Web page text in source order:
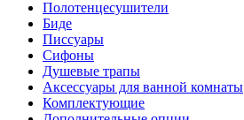
Полотенцесушители
Биде
Писсуары
Сифоны
Душевые трапы
Аксессуары для ванной комнаты
Комплектующие